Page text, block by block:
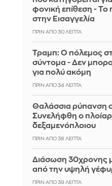
φονική επίθεση - Το
στην Εισαγγελία
ΠΡΙΝ ΑΠΌ 30 ΛΕΠΤΆ
Τραμπ: Ο πόλεμος
σύντομα - Δεν
για πολύ ακόμη
ΠΡΙΝ ΑΠΌ 34 ΛΕΠΤΆ
Θαλάσσια ρύπανση
Συνελήφθη ο
δεξαμενόπλοιου
ΠΡΙΝ ΑΠΌ 38 ΛΕΠΤΆ
Διάσωση 30χρονης
από την υψηλή
ΠΡΙΝ ΑΠΌ 39 ΛΕΠΤΆ